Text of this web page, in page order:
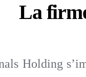
La
Holding